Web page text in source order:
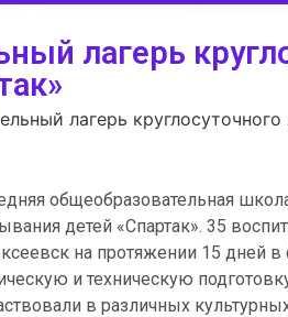
лагерь
лагерь
общеобразовательная
детей «Спартак». 35
на протяжении 15 дней в
и техническую
в различных